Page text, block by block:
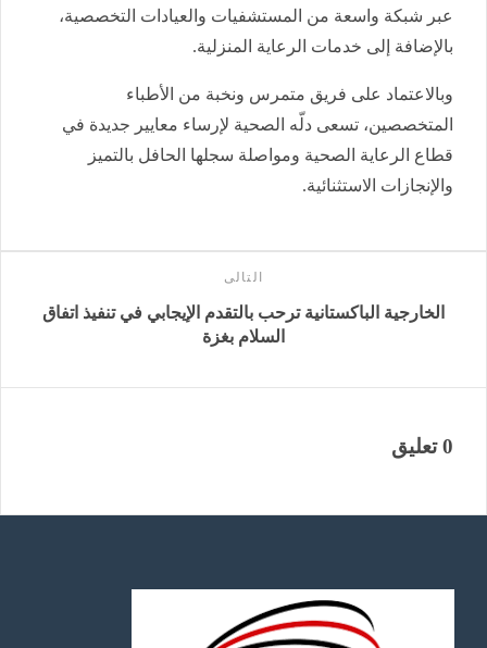
عبر شبكة واسعة من المستشفيات والعيادات التخصصية،
بالإضافة إلى خدمات الرعاية المنزلية.
وبالاعتماد على فريق متمرس ونخبة من الأطباء
المتخصصين، تسعى دلّه الصحية لإرساء معايير جديدة في
قطاع الرعاية الصحية ومواصلة سجلها الحافل بالتميز
والإنجازات الاستثنائية.
التالى
الخارجية الباكستانية ترحب بالتقدم الإيجابي في تنفيذ اتفاق
السلام بغزة
0 تعليق